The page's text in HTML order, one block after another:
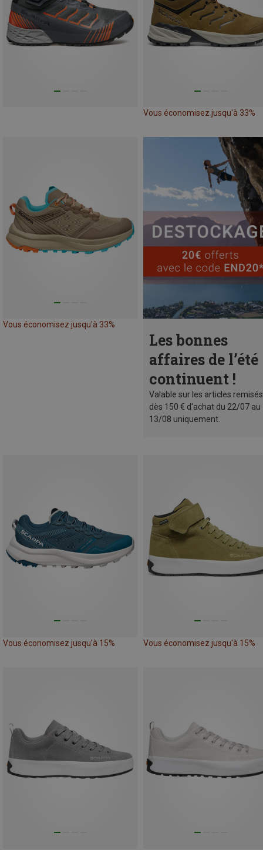
Vous économisez jusqu'à 33%
Vous économisez jusqu'à 33%
Les bonnes
affaires de l’été
continuent !
Valable sur les articles remisés
dès 150 € d'achat du 22/07 au
13/08 uniquement.
Vous économisez jusqu'à 15% Vous économisez jusqu'à 15%